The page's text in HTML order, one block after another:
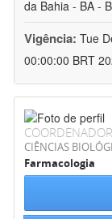
da Bahia - BA -
Vigência: Tue
00:00:00 BRT
CIÊNCIAS
Farmacologia